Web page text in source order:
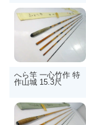
へら竿 一心竹作 特
作山城 15.3尺